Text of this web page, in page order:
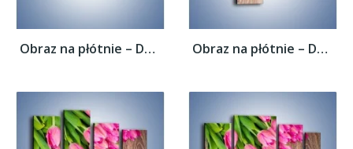
Obraz na płótnie – Do góry nogami z... Obraz na płótnie – Do góry nogami z...